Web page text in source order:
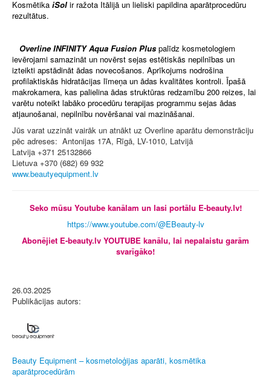
Kosmētika iSol ir ražota Itālijā un lieliski papildina aparātprocedūru
rezultātus.
Overline INFINITY Aqua Fusion Plus palīdz kosmetologiem
ievērojami samazināt un novērst sejas estētiskās nepilnības un
izteikti apstādināt ādas novecošanos. Aprīkojums nodrošina
profilaktiskās hidratācijas līmeņa un ādas kvalitātes kontroli. Īpašā
makrokamera, kas palielina ādas struktūras redzamību 200 reizes, lai
varētu noteikt labāko procedūru terapijas programmu sejas ādas
atjaunošanai, nepilnību novēršanai vai mazināšanai.
Jūs varat uzzināt vairāk un atnākt uz Overline aparātu demonstrāciju
pēc adreses: Antonijas 17A, Rīgā, LV-1010, Latvijā
Latvija +371 25132866
Lietuva +370 (682) 69 932
www.beautyequipment.lv
Seko mūsu Youtube kanālam un lasi portālu E-beauty.lv!
https://www.youtube.com/@EBeauty-lv
Abonējiet E-beauty.lv YOUTUBE kanālu, lai nepalaistu garām
svarīgāko!
26.03.2025
Publikācijas autors:
Beauty Equipment – kosmetoloģijas aparāti, kosmētika
aparātprocedūrām